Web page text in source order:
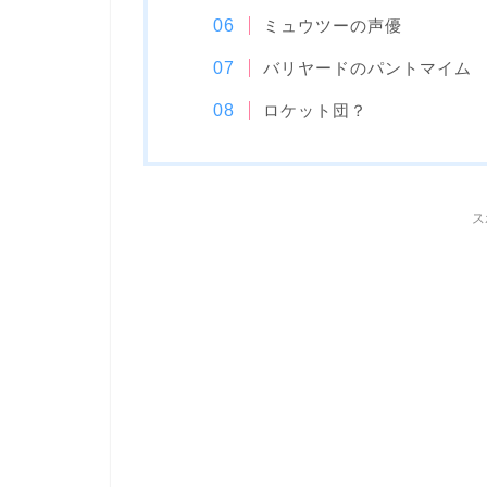
ミュウツーの声優
バリヤードのパントマイム
ロケット団？